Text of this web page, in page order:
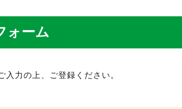
ォーム
入力の上、ご登録ください。